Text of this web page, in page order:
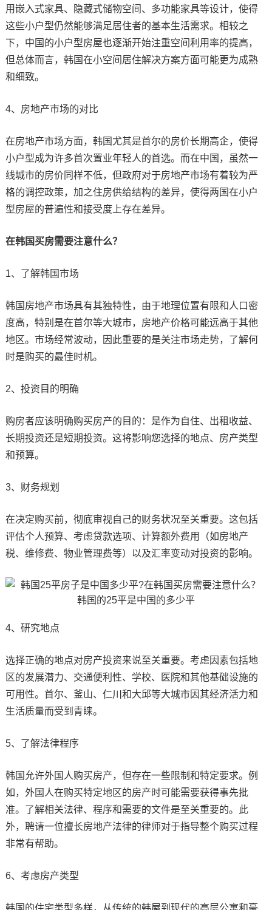
用嵌入式家具、隐藏式储物空间、多功能家具等设计，使得
这些小户型仍然能够满足居住者的基本生活需求。相较之
下，中国的小户型房屋也逐渐开始注重空间利用率的提高，
但总体而言，韩国在小空间居住解决方案方面可能更为成熟
和细致。
4、房地产市场的对比
在房地产市场方面，韩国尤其是首尔的房价长期高企，使得
小户型成为许多首次置业年轻人的首选。而在中国，虽然一
线城市的房价同样不低，但政府对于房地产市场有着较为严
格的调控政策，加之住房供给结构的差异，使得两国在小户
型房屋的普遍性和接受度上存在差异。
在韩国买房需要注意什么？
1、了解韩国市场
韩国房地产市场具有其独特性，由于地理位置有限和人口密
度高，特别是在首尔等大城市，房地产价格可能远高于其他
地区。市场经常波动，因此重要的是关注市场走势，了解何
时是购买的最佳时机。
2、投资目的明确
购房者应该明确购买房产的目的：是作为自住、出租收益、
长期投资还是短期投资。这将影响您选择的地点、房产类型
和预算。
3、财务规划
在决定购买前，彻底审视自己的财务状况至关重要。这包括
评估个人预算、考虑贷款选项、计算额外费用（如房地产
税、维修费、物业管理费等）以及汇率变动对投资的影响。
4、研究地点
选择正确的地点对房产投资来说至关重要。考虑因素包括地
区的发展潜力、交通便利性、学校、医院和其他基础设施的
可用性。首尔、釜山、仁川和大邱等大城市因其经济活力和
生活质量而受到青睐。
5、了解法律程序
韩国允许外国人购买房产，但存在一些限制和特定要求。例
如，外国人在购买特定地区的房产时可能需要获得事先批
准。了解相关法律、程序和需要的文件是至关重要的。此
外，聘请一位擅长房地产法律的律师对于指导整个购买过程
非常有帮助。
6、考虑房产类型
韩国的住宅类型多样，从传统的韩屋到现代的高层公寓和豪